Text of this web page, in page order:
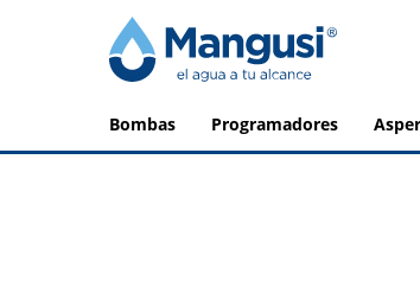
bombas programadores